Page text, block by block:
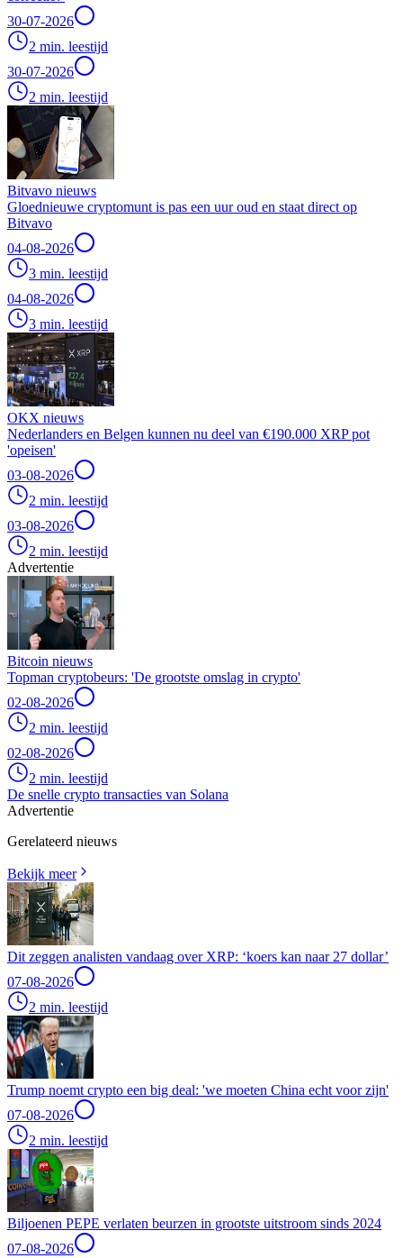
30-07-2026
2 min. leestijd
30-07-2026
2 min. leestijd
Bitvavo nieuws
Gloednieuwe cryptomunt is pas een uur oud en staat direct op
Bitvavo
04-08-2026
3 min. leestijd
04-08-2026
3 min. leestijd
OKX nieuws
Nederlanders en Belgen kunnen nu deel van €190.000 XRP pot
'opeisen'
03-08-2026
2 min. leestijd
03-08-2026
2 min. leestijd
Advertentie
Bitcoin nieuws
Topman cryptobeurs: 'De grootste omslag in crypto'
02-08-2026
2 min. leestijd
02-08-2026
2 min. leestijd
De snelle crypto transacties van Solana
Advertentie
Gerelateerd nieuws
Bekijk meer
Dit zeggen analisten vandaag over XRP: ‘koers kan naar 27 dollar’
07-08-2026
2 min. leestijd
Trump noemt crypto een big deal: 'we moeten China echt voor zijn'
07-08-2026
2 min. leestijd
Biljoenen PEPE verlaten beurzen in grootste uitstroom sinds 2024
07-08-2026